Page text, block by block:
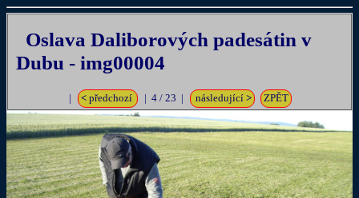
Oslava Daliborových padesátin v
Dubu - img00004
<předchozí | 4 / 23 | následující > ZPĚT